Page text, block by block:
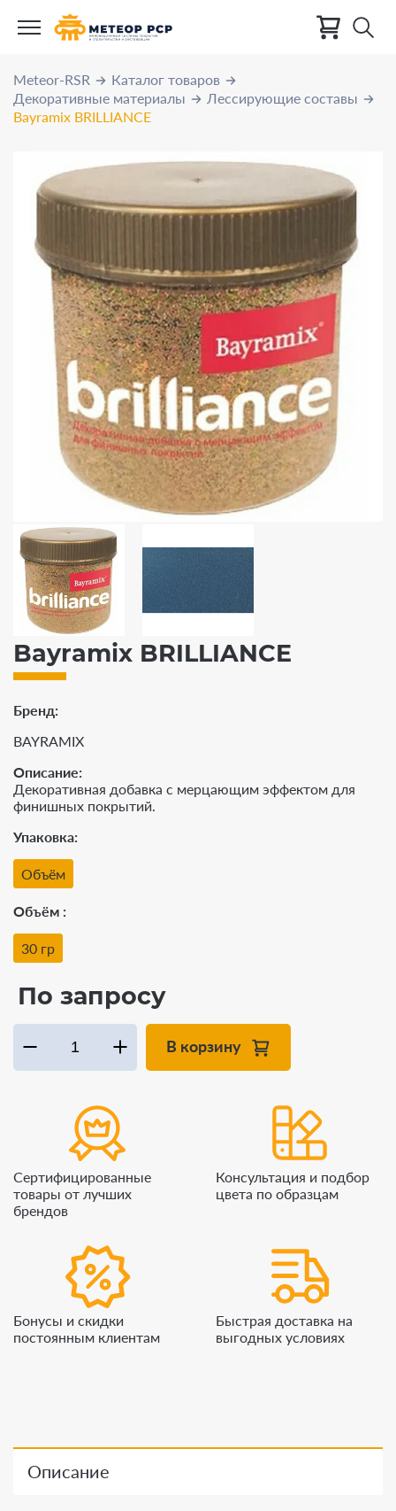
Meteor-RSR
Каталог товаров
Декоративные материалы
Лессирующие составы
Bayramix BRILLIANCE
Bayramix BRILLIANCE
Бренд
BAYRAMIX
Описание:
Декоративная добавка с мерцающим эффектом для
финишных покрытий.
Упаковка
Объём
Объём
30 гр
По запросу
В корзину
Сертифицированные
товары от лучших
брендов
Консультация и подбор
цвета по образцам
Бонусы и скидки
постоянным клиентам
Быстрая доставка на
выгодных условиях
Описание